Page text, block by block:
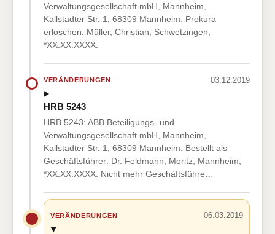
Verwaltungsgesellschaft mbH, Mannheim,
Kallstadter Str. 1, 68309 Mannheim. Prokura
erloschen: Müller, Christian, Schwetzingen,
*XX.XX.XXXX.
VERÄNDERUNGEN 03.12.2019
HRB 5243
HRB 5243: ABB Beteiligungs- und
Verwaltungsgesellschaft mbH, Mannheim,
Kallstadter Str. 1, 68309 Mannheim. Bestellt als
Geschäftsführer: Dr. Feldmann, Moritz, Mannheim,
*XX.XX.XXXX. Nicht mehr Geschäftsführe…
VERÄNDERUNGEN 06.03.2019